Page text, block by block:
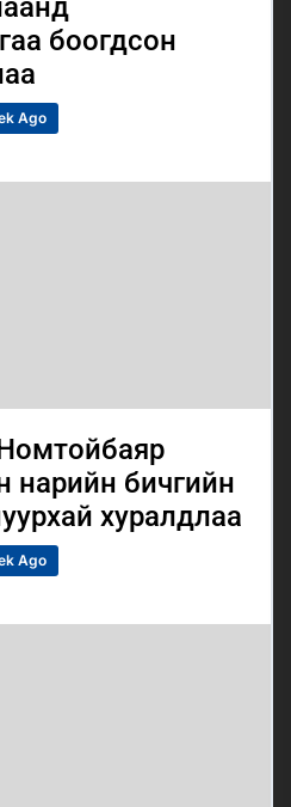
боогдсон
Ago
бичгийн
хуралдлаа
Ago